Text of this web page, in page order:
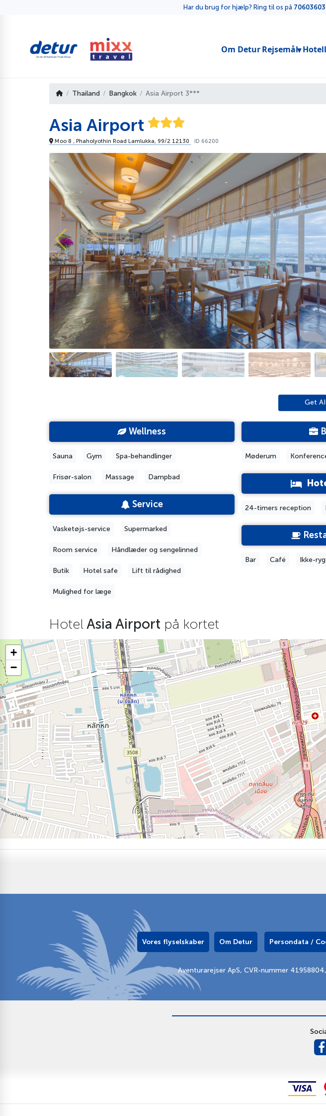
Har du brug for hjælp? Ring til os på 70603603
Om DeturRejsemål
Thailand Bangkok Asia Airport 3***
Asia Airport
Moo 8 , Phaholyothin Road Lamlukka, 99/2 12130 ID 66200
Get
Wellness
Sauna Gym Spa-behandlinger
Frisør-salon Massage Dampbad
Service
Vasketøjs-service Supermarked
Room service Håndlæder og sengelinned
Butik Hotel safe Lift til rådighed
Mulighed for læge
Møderum
24-timers reception
Bar Café Ikke-
Hotel Asia Airport på kortet
+
−
Vores flyselskaber Om Detur Persondata /
Aventurarejser ApS, CVR-nummer